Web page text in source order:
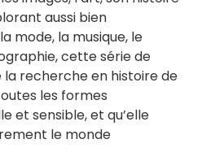
aussi bien
mode, la musique, le
cette série de
recherche en histoire de
les formes
et sensible, et qu’elle
le monde